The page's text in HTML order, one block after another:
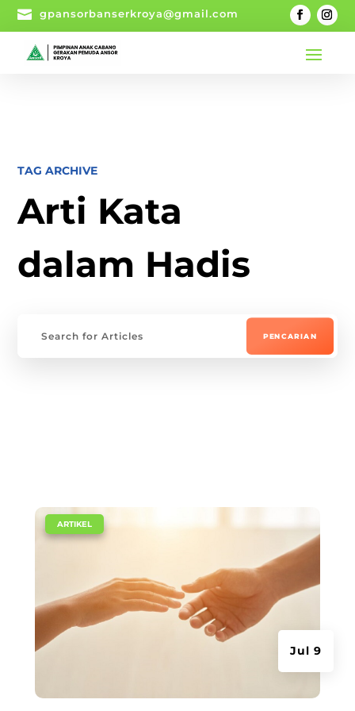
 gpansorbanserkroya@gmail.com
TAG ARCHIVE
Arti Kata
dalam Hadis
Jul 9
ARTIKEL